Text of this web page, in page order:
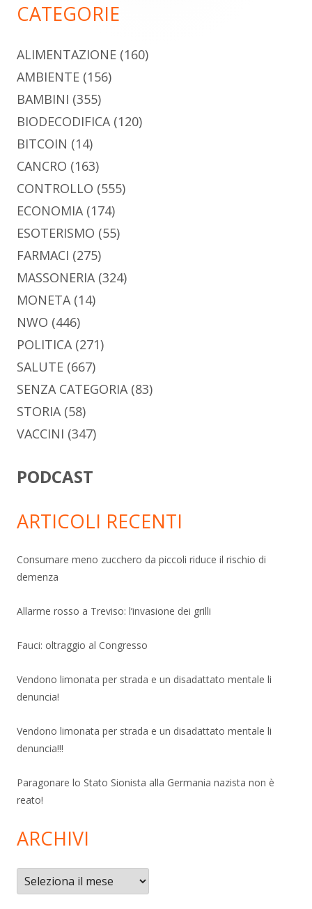
CATEGORIE
ALIMENTAZIONE (160)
AMBIENTE (156)
BAMBINI (355)
BIODECODIFICA(120)
BITCOIN (14)
CANCRO (163)
CONTROLLO (555)
ECONOMIA(174)
ESOTERISMO (55)
FARMACI (275)
MASSONERIA(324)
MONETA(14)
NWO (446)
POLITICA(271)
SALUTE (667)
SENZA CATEGORIA(83)
STORIA(58)
VACCINI (347)
PODCAST
ARTICOLI RECENTI
Consumare meno zucchero da piccoli riduce il rischio di
demenza
Allarme rosso a Treviso: l’invasione dei grilli
Fauci: oltraggio al Congresso
Vendono limonata per strada e un disadattato mentale li
denuncia!
Vendono limonata per strada e un disadattato mentale li
denuncia!!!
Paragonare lo Stato Sionista alla Germania nazista non è
reato!
ARCHIVI
Archivi